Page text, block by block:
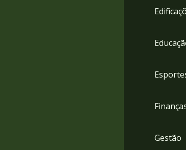
Gestão